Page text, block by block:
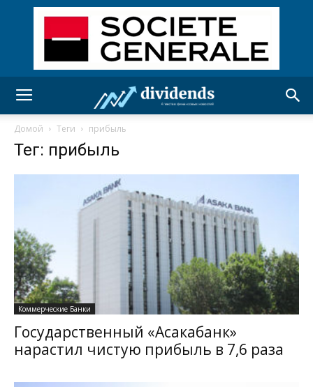
Домой Теги прибыль
Тег: прибыль
Коммерческие Банки
Государственный «Асакабанк»
нарастил чистую прибыль в 7,6 раза